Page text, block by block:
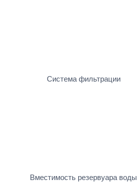
Система фильтрации
Вместимость резервуара воды